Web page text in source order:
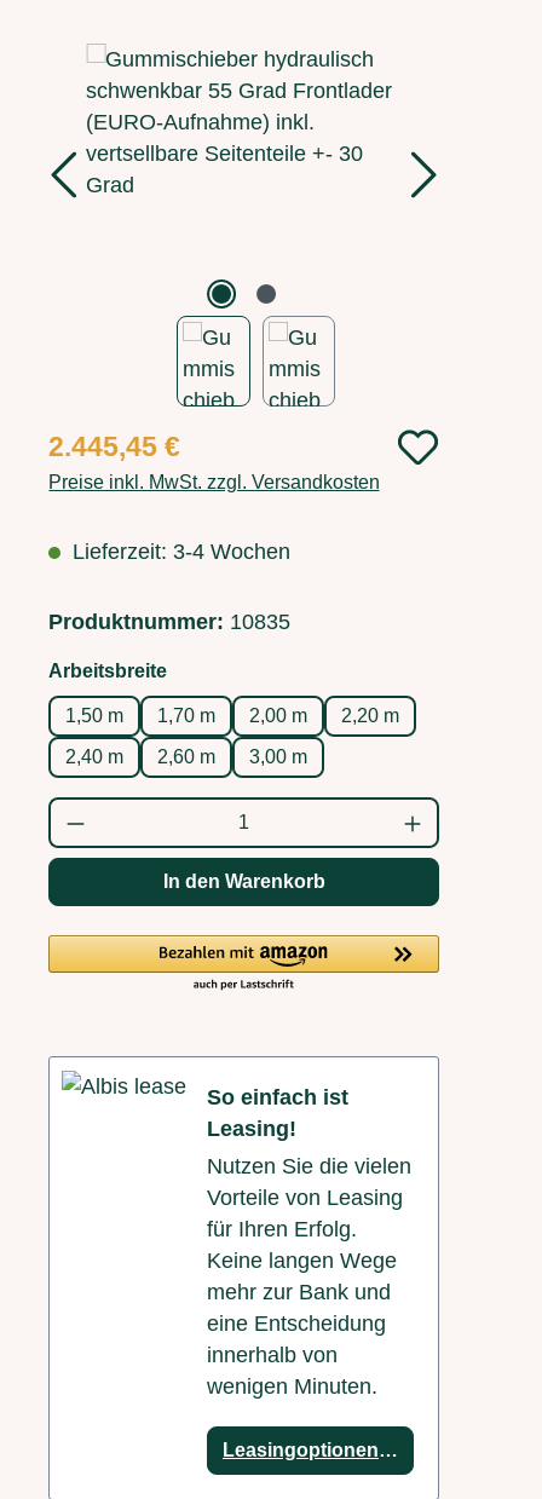
Bildergalerie überspringen
Regulärer Preis:
2.445,45 €
Preise inkl. MwSt. zzgl. Versandkosten
Lieferzeit: 3-4 Wochen
Produktnummer: 10835
Arbeitsbreiteauswählen
1,50 m 1,70 m 2,00 m
2,20 m
2,40 m
2,60 m 3,00 m
Produkt Anzahl: Gib den gewünschten
In den Warenkorb
So einfach ist
Leasing!
Nutzen Sie die vielen
Vorteile von Leasing
für Ihren Erfolg.
Keine langen Wege
mehr zur Bank und
eine Entscheidung
innerhalb von
wenigen Minuten.
Leasingoptionen anzeigen